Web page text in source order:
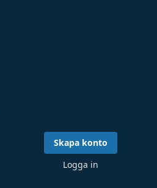
Skapa konto
Logga in